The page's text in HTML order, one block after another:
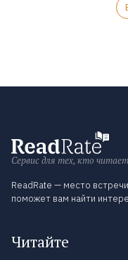
Сервис для тех, кто
ReadRate — место
поможет вам найти
Читайте